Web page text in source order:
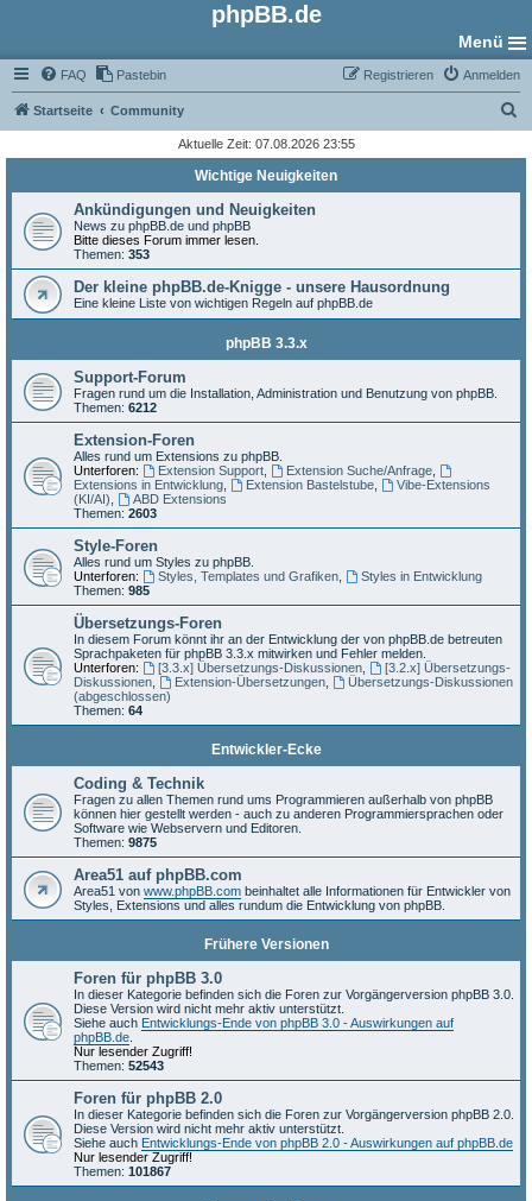
phpBB.de
Menü
FAQ Pastebin Anmelden
Registrieren
Startseite Community
h
Aktuelle Zeit: 07.08.2026 23:55
Wichtige Neuigkeiten
Ankündigungen und Neuigkeiten
News zu phpBB.de und phpBB
Bitte dieses Forum immer lesen.
Themen: 353
Der kleine phpBB.de-Knigge - unsere Hausordnung
Eine kleine Liste von wichtigen Regeln auf phpBB.de
phpBB 3.3.x
Support-Forum
Fragen rund um die Installation, Administration und Benutzung von phpBB.
Themen: 6212
Extension-Foren
Alles rund um Extensions zu phpBB.
Unterforen:
Extension Support, Extension Suche/Anfrage,
Extensions in Entwicklung
Extension Bastelstube,
Vibe-Extensions
(KI/AI)
ABD Extensions
Themen: 2603
Style-Foren
Alles rund um Styles zu phpBB.
Unterforen:
Styles, Templates und Grafiken,
Styles in Entwicklung
Themen: 985
Übersetzungs-Foren
In diesem Forum könnt ihr an der Entwicklung der von phpBB.de betreuten
Sprachpaketen für phpBB 3.3.x mitwirken und Fehler melden.
Unterforen:
[3.3.x] Übersetzungs-Diskussionen,
[3.2.x] Übersetzungs-
Diskussionen
Extension-Übersetzungen,
Übersetzungs-Diskussionen
(abgeschlossen)
Themen: 64
Entwickler-Ecke
Coding & Technik
Fragen zu allen Themen rund ums Programmieren außerhalb von phpBB
können hier gestellt werden - auch zu anderen Programmiersprachen oder
Software wie Webservern und Editoren.
Themen: 9875
Area51 auf phpBB.com
Area51 von www.phpBB.com beinhaltet alle Informationen für Entwickler von
Styles, Extensions und alles rundum die Entwicklung von phpBB.
Frühere Versionen
Foren für phpBB 3.0
In dieser Kategorie befinden sich die Foren zur Vorgängerversion phpBB 3.0.
Diese Version wird nicht mehr aktiv unterstützt.
Siehe auch Entwicklungs-Ende von phpBB 3.0 - Auswirkungen auf
phpBB.de
Nur lesender Zugriff!
Themen: 52543
Foren für phpBB 2.0
In dieser Kategorie befinden sich die Foren zur Vorgängerversion phpBB 2.0.
Diese Version wird nicht mehr aktiv unterstützt.
Siehe auch Entwicklungs-Ende von phpBB 2.0 - Auswirkungen auf phpBB.de
Nur lesender Zugriff!
Themen: 101867